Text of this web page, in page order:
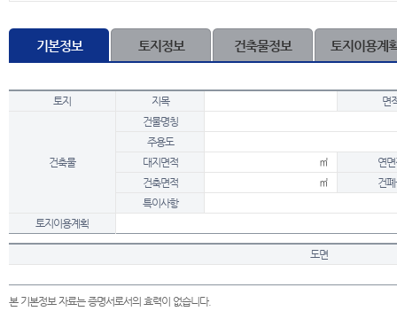
기본정보 토지정보 건축물정보 토지이용계
토지 지목 면
건축물
건물명칭
주용도
대지면적
㎡
연
건축면적
㎡
건
특이사항
토지이용계획
도면
본 기본정보 자료는 증명서로서의 효력이 없습니다.